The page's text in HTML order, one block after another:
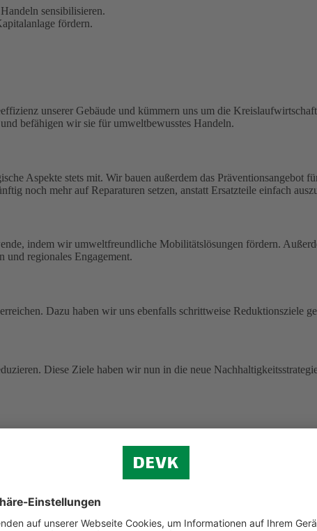
sensibilisieren.
fördern.
unserer Gebäude und kümmern uns um die
befähigen wir sie für umweltbewusstes Handeln.
Aspekte stets mit. Wir bauen außerdem das Präventionsangebot
noch mehr auf Reparaturen setzen, anstatt Ersatzteile einfach
indem wir umweltfreundliche Mobilitätslösungen fördern.
und regionales Engagement.
Dazu haben wir uns ebenfalls schrittweise Reduktionsziele
Diese Ziele haben wir nun in die neue
Pandemie-Effekte.